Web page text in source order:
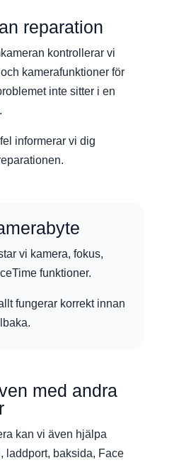
reparation
kontrollerar vi
kamerafunktioner för
inte sitter i en
informerar vi dig
vi kamera, fokus,
funktioner.
fungerar korrekt innan
med andra
kan vi även hjälpa
laddport, baksida, Face